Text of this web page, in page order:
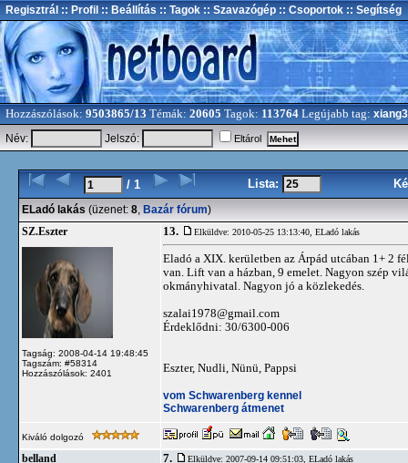
Regisztrál :: Profil :: Beállítás :: Tagok :: Szavazógép :: Csoportok :: Segítség
Hozzászólások: 9503865/13 Témák: 20605 Tagok: 113764 Legújabb tag:
Név:
Jelszó: Eltárol
/ 1 Lista:
ELadó lakás (üzenet: 8, Bazár fórum)
SZ.Eszter
Tagság: 2008-04-14 19:48:45
Tagszám: #58314
Hozzászólások: 2401
13. Elküldve: 2010-05-25 13:13:40, ELadó lakás
Eladó a XIX. kerületben az Árpád utcában 1+ 2
van. Lift van a házban, 9 emelet. Nagyon szép
okmányhivatal. Nagyon jó a közlekedés.
szalai1978@gmail.com
Érdeklődni: 30/6300-006
Eszter, Nudli, Nünü, Pappsi
vom Schwarenberg kennel
Schwarenberg átmenet
Kiváló dolgozó
belland 7. Elküldve: 2007-09-14 09:51:03, ELadó lakás